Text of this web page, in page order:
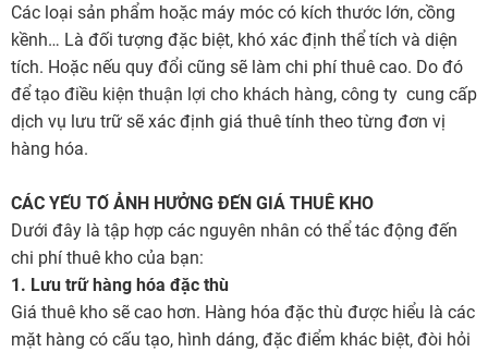
Các loại sản phẩm hoặc máy móc có kích thước lớn, cồng
kềnh… Là đối tượng đặc biệt, khó xác định thể tích và diện
tích. Hoặc nếu quy đổi cũng sẽ làm chi phí thuê cao. Do đó
để tạo điều kiện thuận lợi cho khách hàng, công ty cung cấp
dịch vụ lưu trữ sẽ xác định giá thuê tính theo từng đơn vị
hàng hóa.
CÁC YẾU TỐ ẢNH HƯỞNG ĐẾN GIÁ THUÊ KHO
Dưới đây là tập hợp các nguyên nhân có thể tác động đến
chi phí thuê kho của bạn:
1. Lưu trữ hàng hóa đặc thù
Giá thuê kho sẽ cao hơn. Hàng hóa đặc thù được hiểu là các
mặt hàng có cấu tạo, hình dáng, đặc điểm khác biệt, đòi hỏi